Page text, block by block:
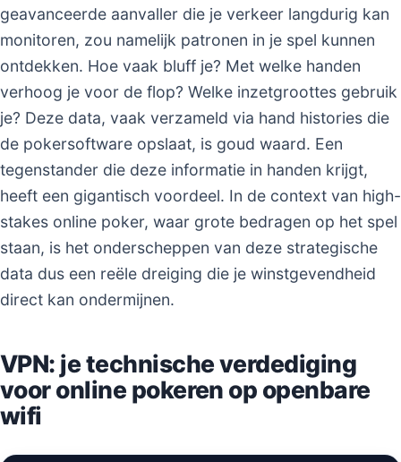
geavanceerde aanvaller die je verkeer langdurig kan
monitoren, zou namelijk patronen in je spel kunnen
ontdekken. Hoe vaak bluff je? Met welke handen
verhoog je voor de flop? Welke inzetgroottes gebruik
je? Deze data, vaak verzameld via hand histories die
de pokersoftware opslaat, is goud waard. Een
tegenstander die deze informatie in handen krijgt,
heeft een gigantisch voordeel. In de context van high-
stakes online poker, waar grote bedragen op het spel
staan, is het onderscheppen van deze strategische
data dus een reële dreiging die je winstgevendheid
direct kan ondermijnen.
VPN: je technische verdediging
voor online pokeren op openbare
wifi